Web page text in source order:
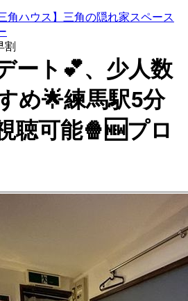
角ハウス】三角の隠れ家スペース
割
ート💕、少人数
め🌟練馬駅5分
聴可能🍿🆕プロ